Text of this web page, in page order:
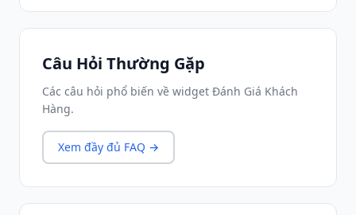
Câu Hỏi Thường Gặp
Các câu hỏi phổ biến về widget Đánh Giá Khách
Hàng.
Xem đầy đủ FAQ →